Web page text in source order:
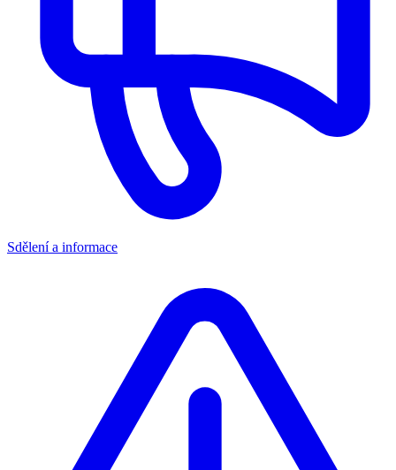
Sdělení a informace